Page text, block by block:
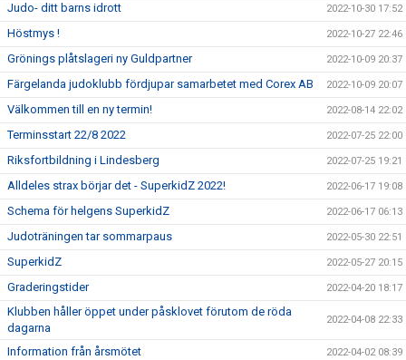
Judo- ditt barns idrott 2022-10-30 17:52
Höstmys ! 2022-10-27 22:46
Grönings plåtslageri ny Guldpartner 2022-10-09 20:37
Färgelanda judoklubb fördjupar samarbetet med Corex AB 2022-10-09 20:07
Välkommen till en ny termin! 2022-08-14 22:02
Terminsstart 22/8 2022 2022-07-25 22:00
Riksfortbildning i Lindesberg 2022-07-25 19:21
Alldeles strax börjar det - SuperkidZ 2022! 2022-06-17 19:08
Schema för helgens SuperkidZ 2022-06-17 06:13
Judoträningen tar sommarpaus 2022-05-30 22:51
SuperkidZ 2022-05-27 20:15
Graderingstider 2022-04-20 18:17
Klubben håller öppet under påsklovet förutom de röda
dagarna
2022-04-08 22:33
Information från årsmötet 2022-04-02 08:39